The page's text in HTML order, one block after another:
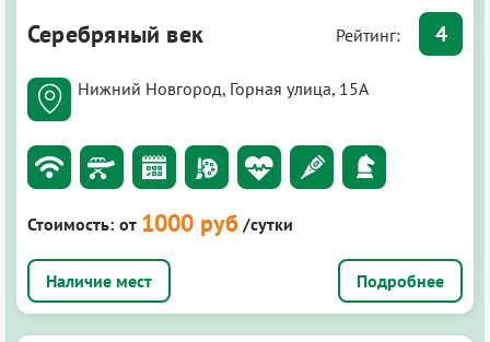
Серебряный век Рейтинг: 4
Нижний Новгород, Горная улица, 15А
Стоимость: от 1000 руб /сутки
Подробнее